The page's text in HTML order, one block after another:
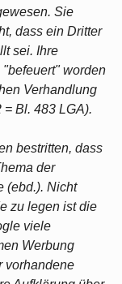
Sie
dass ein Dritter
sei. Ihre
worden
Verhandlung
= Bl. 483 LGA).
bestritten, dass
der
(ebd.). Nicht
zu legen ist die
viele
Werbung
vorhandene